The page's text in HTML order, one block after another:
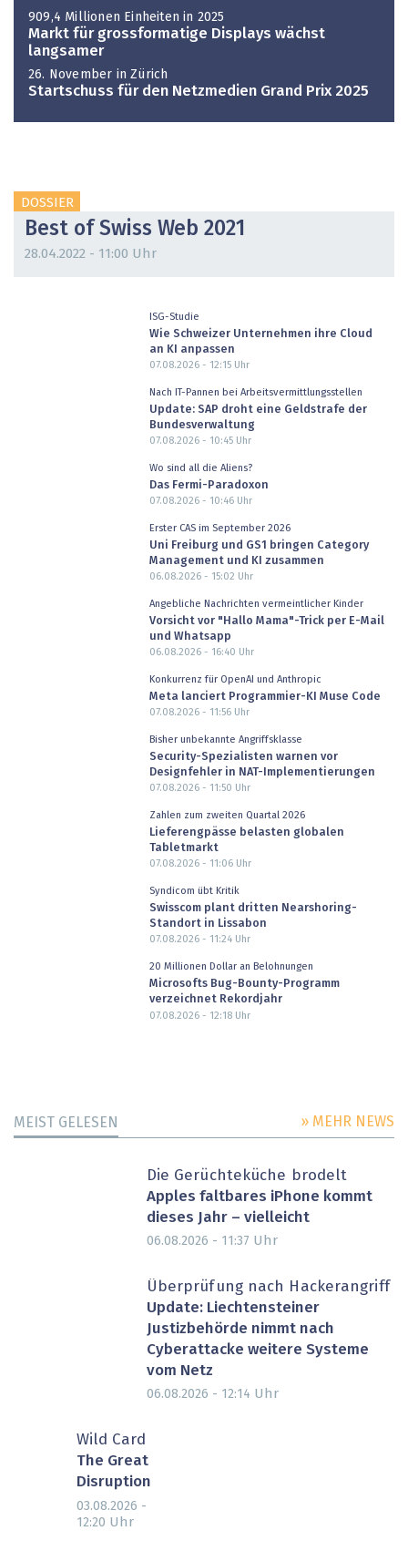
909,4 Millionen Einheiten in 2025
Markt für grossformatige Displays wächst
langsamer
26. November in Zürich
Startschuss für den Netzmedien Grand Prix 2025
DOSSIER
Best of Swiss Web 2021
28.04.2022 - 11:00 Uhr
ISG-Studie
Wie Schweizer Unternehmen ihre Cloud
an KI anpassen
07.08.2026 - 12:15Uhr
Nach IT-Pannen bei Arbeitsvermittlungsstellen
Update: SAP droht eine Geldstrafe der
Bundesverwaltung
07.08.2026 - 10:45Uhr
Wo sind all die Aliens?
Das Fermi-Paradoxon
07.08.2026 - 10:46Uhr
Erster CAS im September 2026
Uni Freiburg und GS1 bringen Category
Management und KI zusammen
06.08.2026 - 15:02 Uhr
Angebliche Nachrichten vermeintlicher Kinder
Vorsicht vor "Hallo Mama"-Trick per E-Mail
und Whatsapp
06.08.2026 - 16:40 Uhr
Konkurrenz für OpenAI und Anthropic
Meta lanciert Programmier-KI Muse Code
07.08.2026 - 11:56Uhr
Bisher unbekannte Angriffsklasse
Security-Spezialisten warnen vor
Designfehler in NAT-Implementierungen
07.08.2026 - 11:50 Uhr
Zahlen zum zweiten Quartal 2026
Lieferengpässe belasten globalen
Tabletmarkt
07.08.2026 - 11:06Uhr
Syndicom übt Kritik
Swisscom plant dritten Nearshoring-
Standort in Lissabon
07.08.2026 - 11:24Uhr
20 Millionen Dollar an Belohnungen
Microsofts Bug-Bounty-Programm
verzeichnet Rekordjahr
07.08.2026 - 12:18Uhr
MEIST GELESEN » MEHR NEWS
Die Gerüchteküche brodelt
Apples faltbares iPhone kommt
dieses Jahr – vielleicht
06.08.2026 - 11:37 Uhr
Überprüfung nach Hackerangriff
Update: Liechtensteiner
Justizbehörde nimmt nach
Cyberattacke weitere Systeme
vom Netz
06.08.2026 - 12:14 Uhr
Wild Card
The Great
Disruption
03.08.2026 -
12:20 Uhr